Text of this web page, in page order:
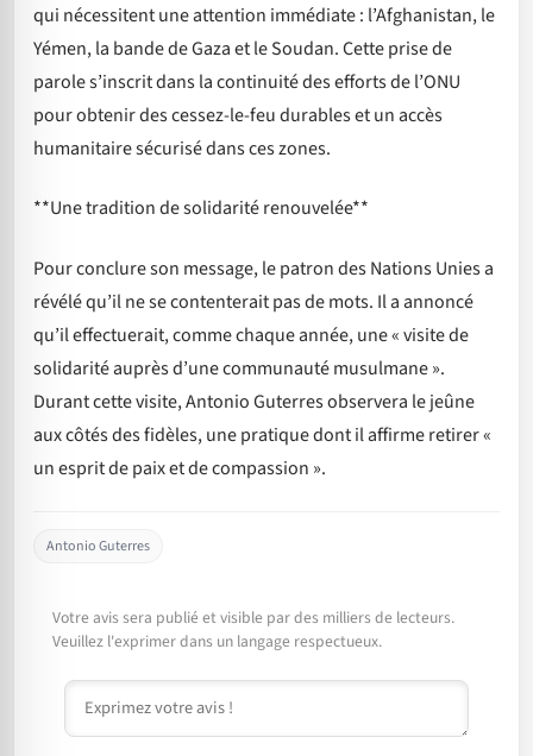
qui nécessitent une attention immédiate : l’Afghanistan, le
Yémen, la bande de Gaza et le Soudan. Cette prise de
parole s’inscrit dans la continuité des efforts de l’ONU
pour obtenir des cessez-le-feu durables et un accès
humanitaire sécurisé dans ces zones.
**Une tradition de solidarité renouvelée**
Pour conclure son message, le patron des Nations Unies a
révélé qu’il ne se contenterait pas de mots. Il a annoncé
qu’il effectuerait, comme chaque année, une « visite de
solidarité auprès d’une communauté musulmane ».
Durant cette visite, Antonio Guterres observera le jeûne
aux côtés des fidèles, une pratique dont il affirme retirer «
un esprit de paix et de compassion ».
Antonio Guterres
Votre avis sera publié et visible par des milliers de lecteurs.
Veuillez l'exprimer dans un langage respectueux.
Commentaire